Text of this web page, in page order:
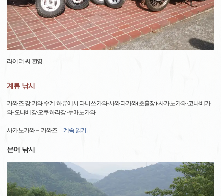
라이더 씨 환영.
계류 낚시
카와즈 강 가와 수계 하류에서 타니쓰가와·사와타가와(초홀장)·사가노가와·코나베가
와·오나베강·오쿠하라강·누마노가와
사가노가와··· 카와즈…계속 읽기
은어 낚시